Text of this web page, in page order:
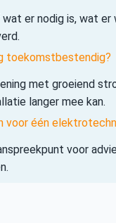
er nodig is, wat
toekomstbestendig?
met groeiend
langer mee kan.
voor één
voor